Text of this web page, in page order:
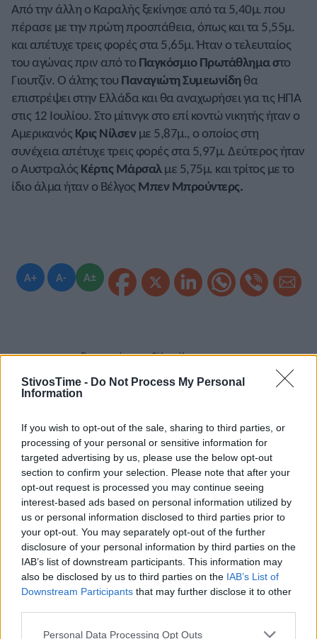
StivosTime - Do Not Process My Personal
Information
If you wish to opt-out of the sale, sharing to third parties, or
processing of your personal or sensitive information for
targeted advertising by us, please use the below opt-out
section to confirm your selection. Please note that after your
opt-out request is processed you may continue seeing
interest-based ads based on personal information utilized by
us or personal information disclosed to third parties prior to
your opt-out. You may separately opt-out of the further
disclosure of your personal information by third parties on the
IAB’s list of downstream participants. This information may
also be disclosed by us to third parties on the IAB’s List of
Downstream Participants that may further disclose it to other
Personal Data Processing Opt Outs
A+ A- A±
Από την άλλη ο Καραλής ξεκίνησε από τα 5,40μ. που
πέρασε με την πρώτη προσπάθεια, όπως και τα 5,55μ.
και απέτυχε τρεις φορές στα 5,65μ. Ήταν ο τελευταίος
του αγώνας πριν από το Παγκόσμιο Πρωτάθλημα στο
Γιουτζίν. Ο άλτης του Παναγιώτη Συμεωνίδηθα
επιστρέψει στην Ελλάδα και θα αναχωρήσει για τις ΗΠΑ
στις 12 Ιουλίου. Στο μίτινγκ στο επί κοντώ νικητής ήταν ο
Αμερικανός Κρις Νίλσεν με 5,87μ., ο οποίος στη
συνέχεια απέτυχε τρεις φορές στα 5,97μ. Δεύτερος ήταν
ο Αυστραλός Κέρτις Μάρσαλμε 5,75μ. και τρίτος με το
ίδιο άλμα ήταν ο Βέλγος Μπεν Μπρούντερς.
Εγγραφείτε στο Stivostime των
Τόλης Λελεκίδης